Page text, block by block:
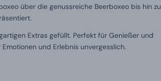
über die genussreiche Beerboxeo bis hin zu
Extras gefüllt. Perfekt für Genießer und
und Erlebnis unvergesslich.